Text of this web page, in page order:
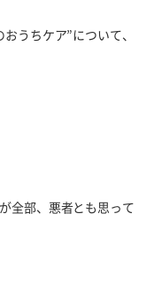
うちケア”について、
全部、悪者とも思って